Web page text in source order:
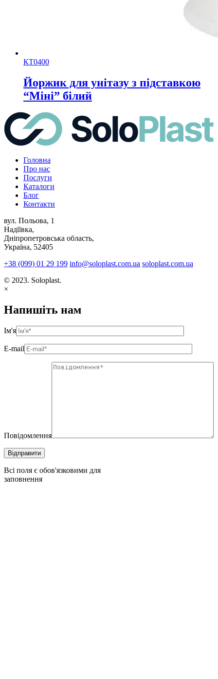
КТ0400
Йоржик для унітазу з підставкою
“Міні” білий
Головна
Про нас
Послуги
Каталоги
Блог
Контакти
вул. Польова, 1
Надїївка,
Дніпропетровська область,
Україна, 52405
+38 (099) 01 29 199 info@soloplast.com.ua soloplast.com.ua
© 2023. Soloplast.
×
Напишіть нам
Ім'я
E-mail
Повідомлення
Всі поля є обов'язковими для
заповнення